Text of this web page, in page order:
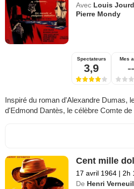
Avec Louis
Pierre Mondy
Spectateurs
3,9
Mes
--
Inspiré du roman d'Alexandre Dumas,
d'Edmond Dantès, le célèbre Comte
Cent mille
17 avril 1964 | 2h
De Henri Verneuil